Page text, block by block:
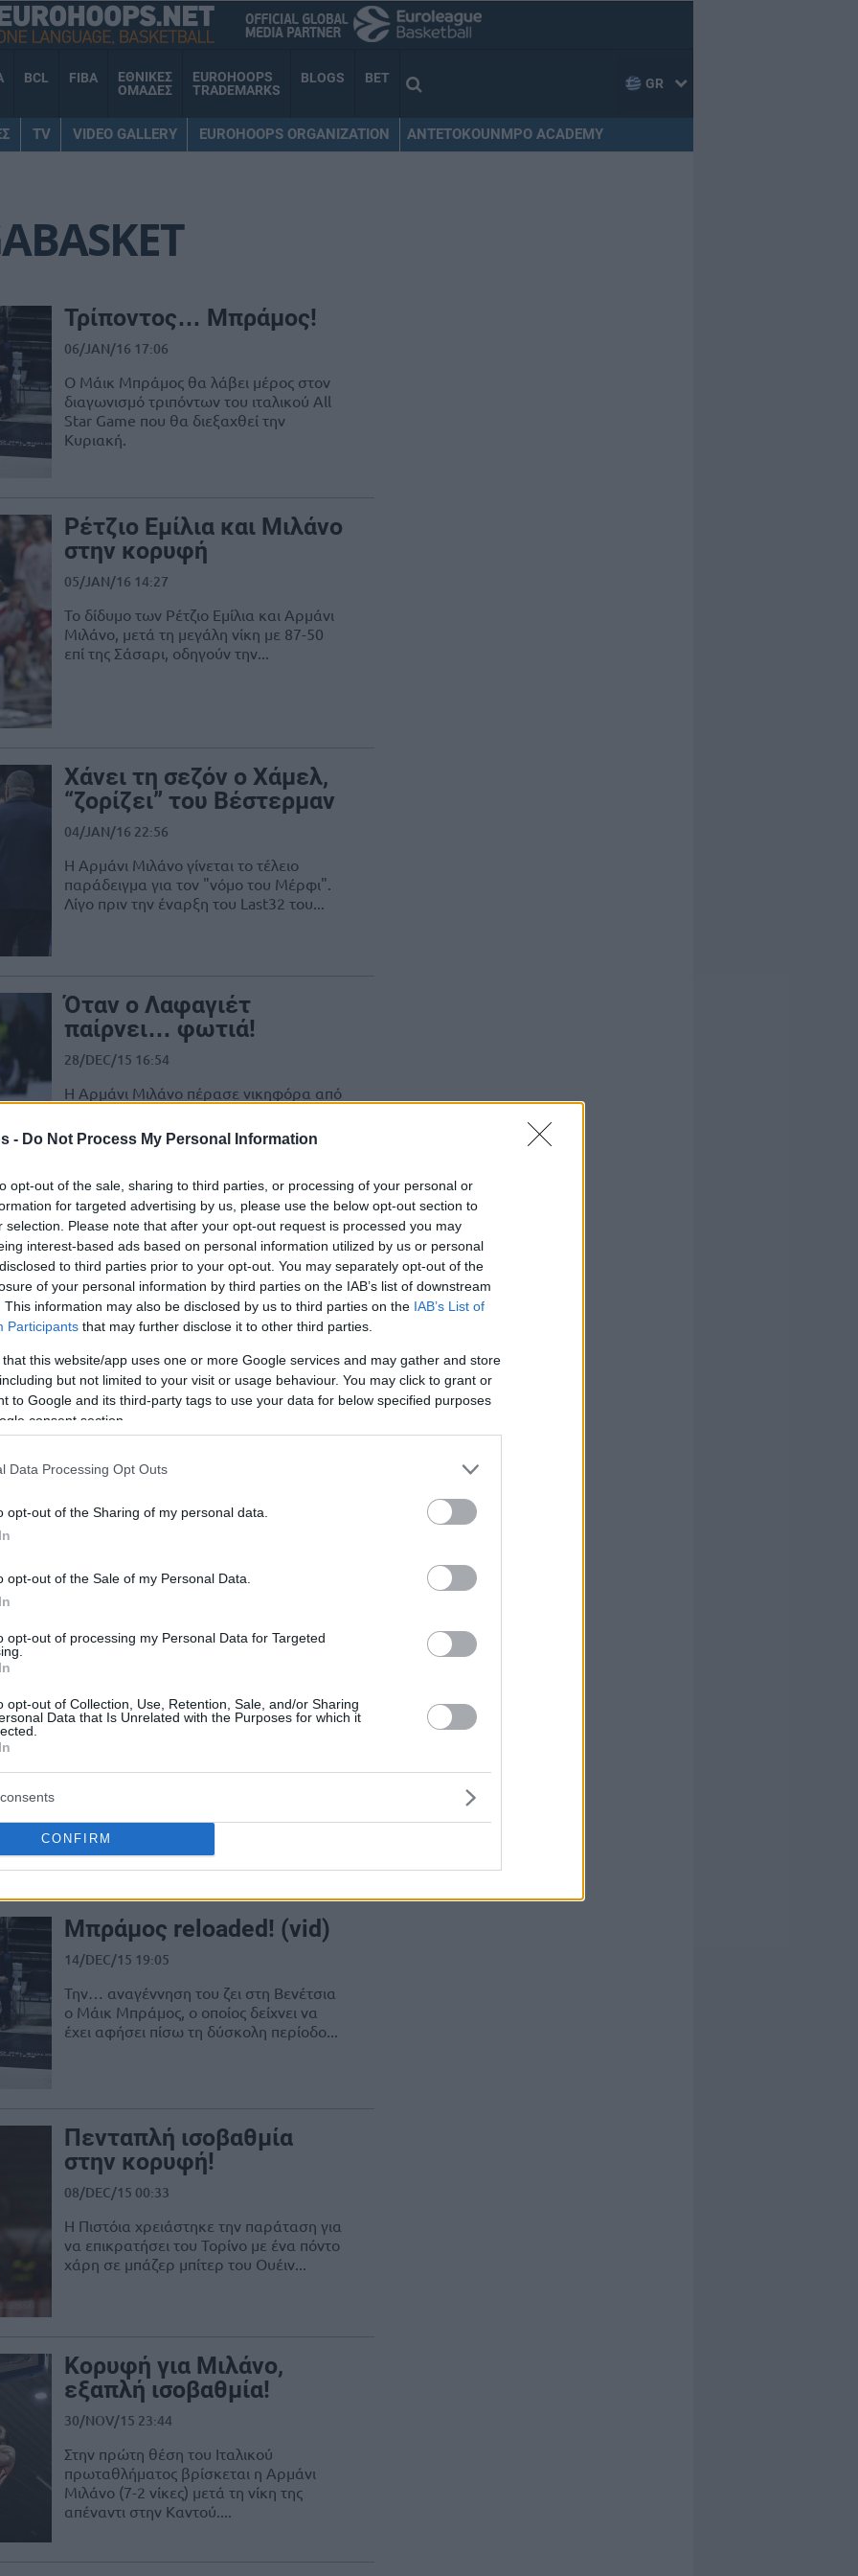
- Do Not Process My Personal Information
opt-out of the sale, sharing to third parties, or processing of your personal or
for targeted advertising by us, please use the below opt-out section to
selection. Please note that after your opt-out request is processed you may
interest-based ads based on personal information utilized by us or personal
to third parties prior to your opt-out. You may separately opt-out of the
of your personal information by third parties on the IAB’s list of downstream
This information may also be disclosed by us to third parties on the IAB’s List of
Participants that may further disclose it to other third parties.
that this website/app uses one or more Google services and may gather and store
but not limited to your visit or usage behaviour. You may click to grant or
to Google and its third-party tags to use your data for below specified purposes
consent section.
Data Processing Opt Outs
opt-out of the Sharing of my personal data.
opt-out of the Sale of my Personal Data.
opt-out of processing my Personal Data for Targeted
opt-out of Collection, Use, Retention, Sale, and/or Sharing
Data that Is Unrelated with the Purposes for which it
CONFIRM
BCL FIBA
ΕΘΝΙΚΕΣ
ΟΜΑΔΕΣ
EUROHOOPS
TRADEMARKS
BLOGS BET GR
TV VIDEO GALLERY EUROHOOPS ORGANIZATION ANTETOKOUNMPO ACADEMY
Τρίποντος… Μπράμος!
06/JAN/16 17:06
Ο Μάικ Μπράμος θα λάβει μέρος στον
διαγωνισμό τριπόντων του ιταλικού All
Star Game που θα διεξαχθεί την
Κυριακή.
Ρέτζιο Εμίλια και Μιλάνο
στην κορυφή
05/JAN/16 14:27
Το δίδυμο των Ρέτζιο Εμίλια και Αρμάνι
Μιλάνο, μετά τη μεγάλη νίκη με 87-50
επί της Σάσαρι, οδηγούν την...
Χάνει τη σεζόν ο Χάμελ,
“ζορίζει” του Βέστερμαν
04/JAN/16 22:56
Η Αρμάνι Μιλάνο γίνεται το τέλειο
παράδειγμα για τον "νόμο του Μέρφι".
Λίγο πριν την έναρξη του Last32 του...
Όταν ο Λαφαγιέτ
παίρνει… φωτιά!
28/DEC/15 16:54
H Αρμάνι Μιλάνο πέρασε νικηφόρα από
91-76 κάτι το οποίο οφείλει εν πολλοίς...
Πέντε ομάδες στην
κορυφή, “έλαμψε” ο
Λόγκαν!
24/DEC/15 01:10
Μετά τις τελευταίες δύο αγωνιστικές
στο Ιταλικό πρωτάθλημα τίποτα δεν
άλλαξε στην κορυφή της βαθμολογίας.
Οι Ρέτζιο Εμίλια, Κρεμόνα,...
Παρελθόν από τη Βαρέζε
16/DEC/15 16:02
Ρόκο Λένι Ούκιτς, όπως ανακοίνωσε
επίσημα ο ιταλικός σύλλογος. Ο Κροάτης
Πεντάδα στην κορυφή,
χτύπησε ο Χάμελ
θέση στο ιταλικό πρωτάθλημα. Η Ρέτζιο
Εμίλια, η Κρεμόνα, η...
Μπράμος reloaded! (vid)
14/DEC/15 19:05
Την… αναγέννηση του ζει στη Βενέτσια
ο Μάικ Μπράμος, ο οποίος δείχνει να
έχει αφήσει πίσω τη δύσκολη περίοδο...
Πενταπλή ισοβαθμία
στην κορυφή!
08/DEC/15 00:33
Η Πιστόια χρειάστηκε την παράταση για
να επικρατήσει του Τορίνο με ένα πόντο
χάρη σε μπάζερ μπίτερ του Ουέιν...
Κορυφή για Μιλάνο,
εξαπλή ισοβαθμία!
30/NOV/15 23:44
Στην πρώτη θέση του Ιταλικού
πρωταθλήματος βρίσκεται η Αρμάνι
Μιλάνο (7-2 νίκες) μετά τη νίκη της
απέναντι στην Καντού....